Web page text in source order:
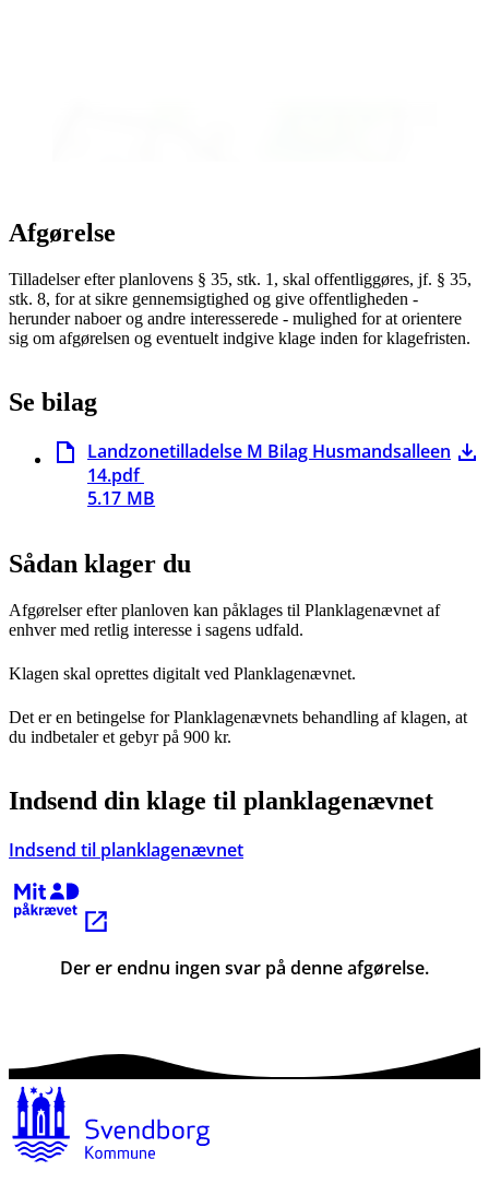
Afgørelse
Tilladelser efter planlovens § 35, stk. 1, skal offentliggøres, jf. § 35,
stk. 8, for at sikre gennemsigtighed og give offentligheden -
herunder naboer og andre interesserede - mulighed for at orientere
sig om afgørelsen og eventuelt indgive klage inden for klagefristen.
Se bilag
Landzonetilladelse M Bilag Husmandsalleen
14.pdf
5.17 MB
Sådan klager du
Afgørelser efter planloven kan påklages til Planklagenævnet af
enhver med retlig interesse i sagens udfald.
Klagen skal oprettes digitalt ved Planklagenævnet.
Det er en betingelse for Planklagenævnets behandling af klagen, at
du indbetaler et gebyr på 900 kr.
Indsend din klage til planklagenævnet
Indsend til planklagenævnet
Kræver MitID
Der er endnu ingen svar på denne afgørelse.